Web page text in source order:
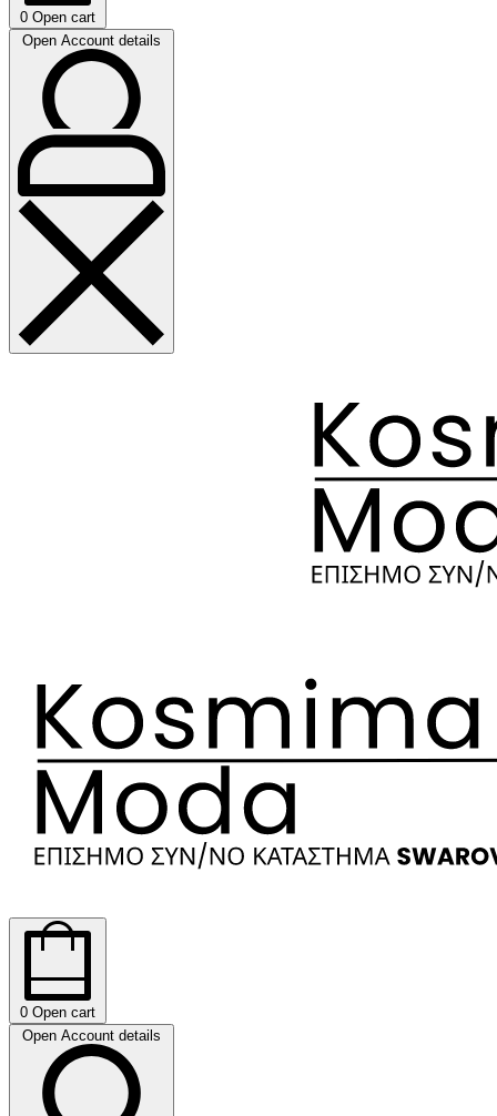
0 Open cart
Open Account details
0 Open cart
Open Account details